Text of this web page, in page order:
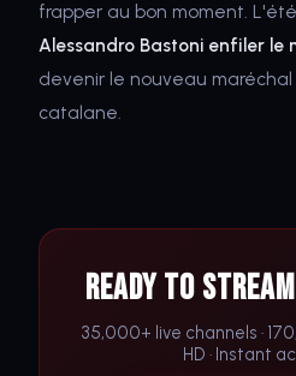
frapper au bon moment.
Alessandro Bastoni enfiler
devenir le nouveau
catalane.
Ready to
35,000+ live channels ·
HD · Instant